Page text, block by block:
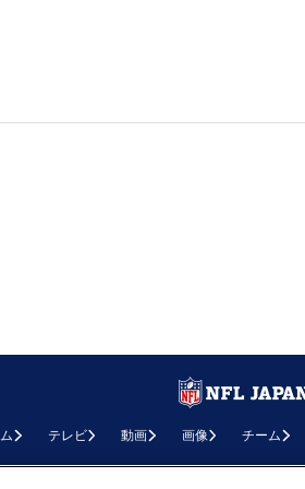
テレビ 動画 画像 チーム